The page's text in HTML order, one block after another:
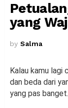
yang
by Salma
Kalau kamu lagi
dan beda dari
yang pas banget.